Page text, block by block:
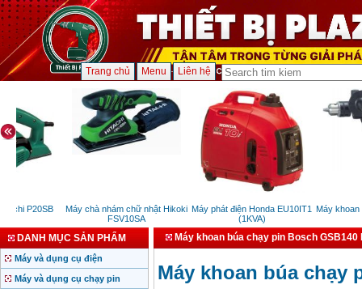
Trang chủ Menu Liên hệ
P20SB
Máy chà nhám chữ nhật Hikoki
FSV10SA
Máy phát điện Honda EU10IT1
(1KVA)
Máy khoan
DANH MỤC SẢN PHẨM
Máy và dụng cụ điện
Máy và dụng cụ chạy pin
Máy khoan búa chạy pin Bosch GSB140
Máy khoan búa chạy